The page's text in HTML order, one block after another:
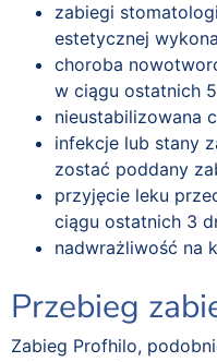
zabiegi
estetycznej
choroba
w ciągu ostatnich
nieustabilizowana
infekcje lub stany
zostać poddany
przyjęcie leku
ciągu ostatnich 3
nadwrażliwość na
Przebieg
Zabieg Profhilo,